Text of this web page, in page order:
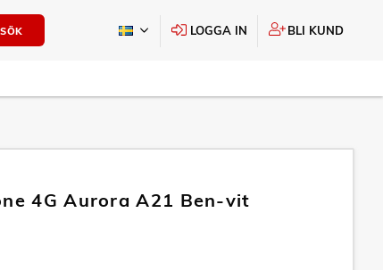
SÖK LOGGA IN BLI KUND
4G Aurora A21 Ben-vit